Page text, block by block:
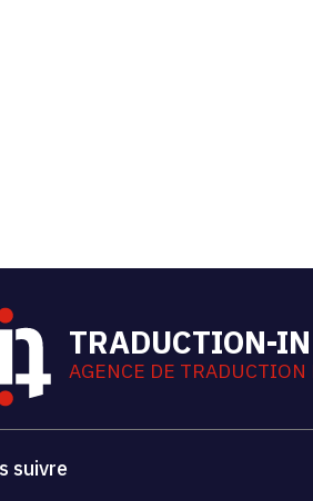
TRADUCTION-IN
AGENCE DE
suivre